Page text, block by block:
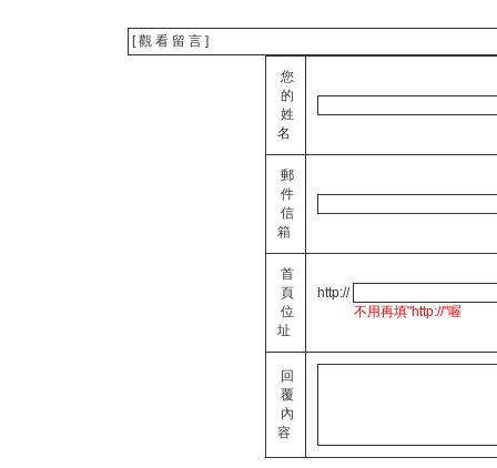
[ 觀 看 留 言 ]
您
的
姓
名
郵
件
信
箱
首
頁
位
址
http://
不用再填"http://"喔
回
覆
內
容